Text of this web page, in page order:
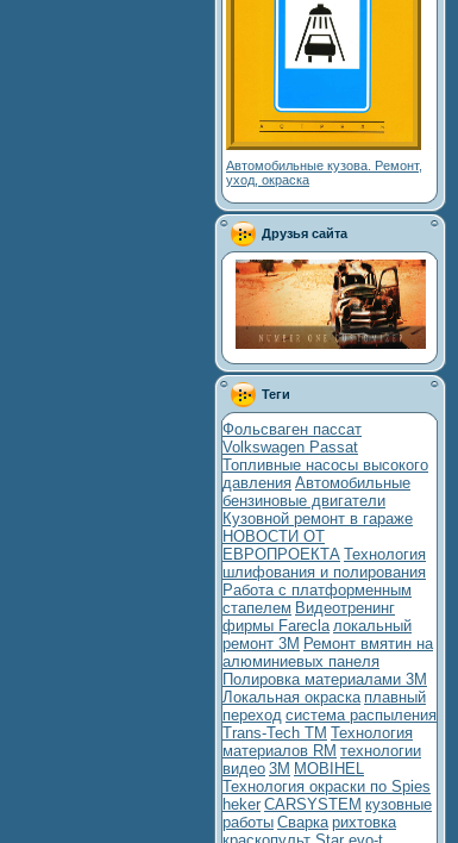
Автомобильные кузова. Ремонт,
уход, окраска
Друзья сайта
Теги
Фольсваген пассат
Volkswagen Passat
Топливные насосы высокого
давления Автомобильные
бензиновые двигатели
Кузовной ремонт в гараже
НОВОСТИ ОТ
ЕВРОПРОЕКТА Технология
шлифования и полирования
Работа с платформенным
стапелем Видеотренинг
фирмы Farecla локальный
ремонт 3М Ремонт вмятин на
алюминиевых панеля
Полировка материалами 3М
Локальная окраска плавный
переход система распыления
Trans-Tech TM Технология
материалов RM технологии
видео 3М MOBIHEL
Технология окраски по Spies
heker CARSYSTEM кузовные
работы Сварка рихтовка